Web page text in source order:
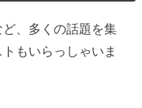
、多くの話題を集
もいらっしゃいま